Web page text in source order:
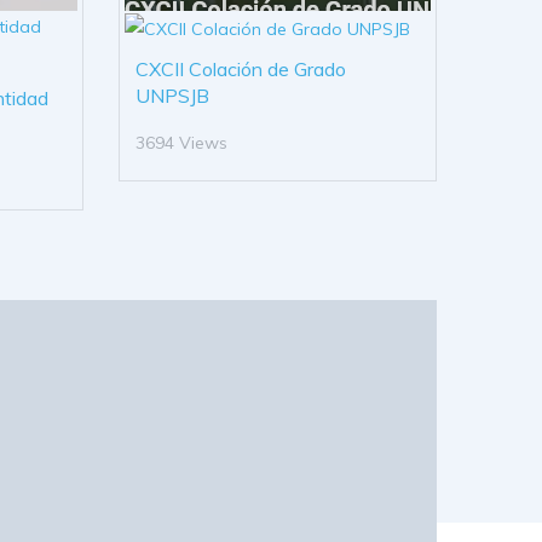
CXCII Colación de Grado
UNPSJB
3694 Views